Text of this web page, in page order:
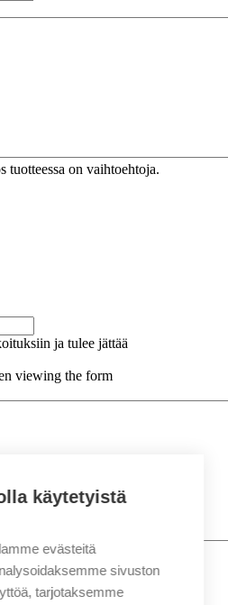
tuotteessa on vaihtoehtoja.
ja tulee jättää
viewing the form
Etunimi
Sukunimi
käytetyistä
evästeitä
sivuston
tarjotaksemme